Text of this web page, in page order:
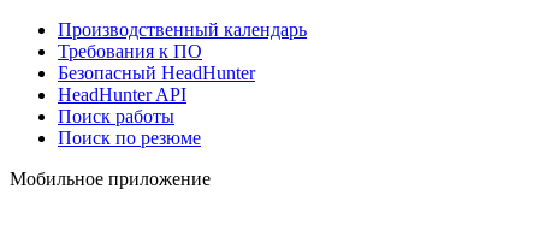
Производственный календарь
Требования к ПО
Безопасный HeadHunter
HeadHunter API
Поиск работы
Поиск по резюме
Мобильное приложение